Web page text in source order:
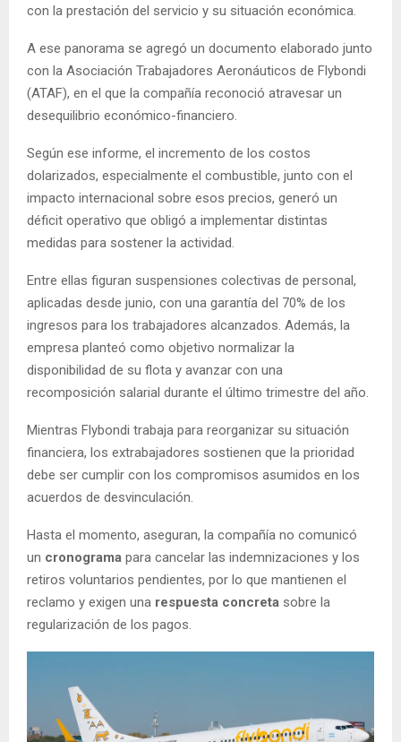
con la prestación del servicio y su situación económica.
A ese panorama se agregó un documento elaborado junto
con la Asociación Trabajadores Aeronáuticos de Flybondi
(ATAF), en el que la compañía reconoció atravesar un
desequilibrio económico-financiero.
Según ese informe, el incremento de los costos
dolarizados, especialmente el combustible, junto con el
impacto internacional sobre esos precios, generó un
déficit operativo que obligó a implementar distintas
medidas para sostener la actividad.
Entre ellas figuran suspensiones colectivas de personal,
aplicadas desde junio, con una garantía del 70% de los
ingresos para los trabajadores alcanzados. Además, la
empresa planteó como objetivo normalizar la
disponibilidad de su flota y avanzar con una
recomposición salarial durante el último trimestre del año.
Mientras Flybondi trabaja para reorganizar su situación
financiera, los extrabajadores sostienen que la prioridad
debe ser cumplir con los compromisos asumidos en los
acuerdos de desvinculación.
Hasta el momento, aseguran, la compañía no comunicó
un cronograma para cancelar las indemnizaciones y los
retiros voluntarios pendientes, por lo que mantienen el
reclamo y exigen una respuesta concreta sobre la
regularización de los pagos.